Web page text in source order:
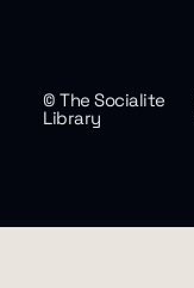
© The Socialite
Library